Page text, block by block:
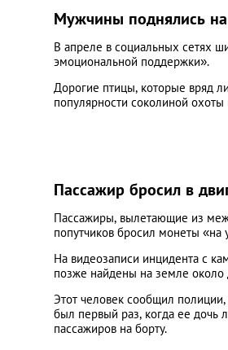
Мужчины поднялись
В апреле в социальных сетях
эмоциональной поддержки».
Дорогие птицы, которые вряд
популярности соколиной
Пассажир бросил в
Пассажиры, вылетающие из
попутчиков бросил монеты «на
На видеозаписи инцидента с
позже найдены на земле около
Этот человек сообщил
был первый раз, когда ее дочь
пассажиров на борту.